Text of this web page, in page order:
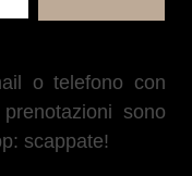
o telefono con
sono
scappate!